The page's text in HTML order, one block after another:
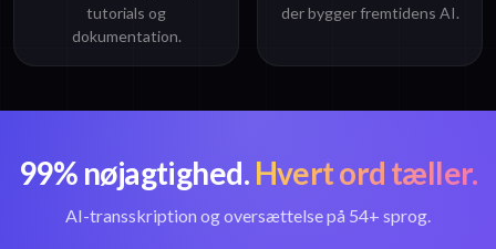
tutorials og
dokumentation.
der bygger fremtidens AI.
99% nøjagtighed. Hvert ord tæller.
AI-transskription og oversættelse på 54+ sprog.